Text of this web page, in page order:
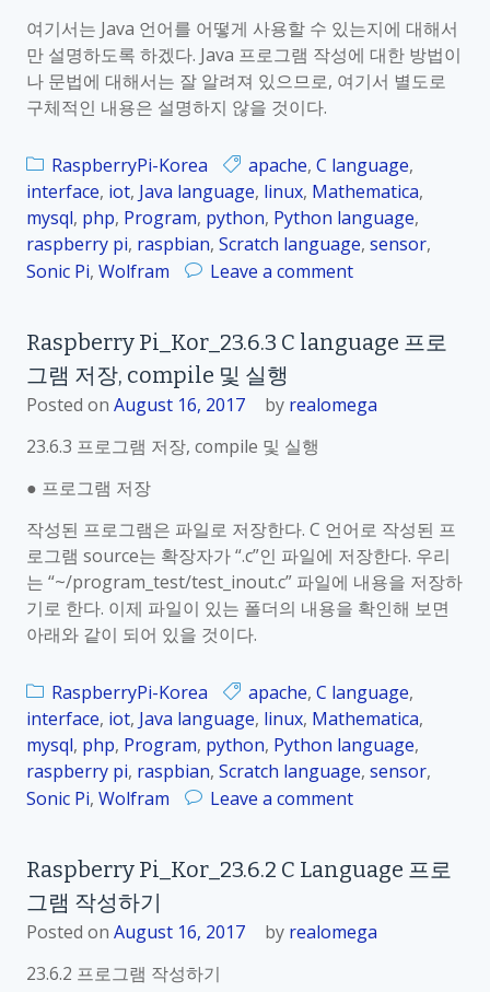
실
행
r
_
2
7
.
2
현
a
a
i
o
n
확
기
여기서는 Java 언어를 어떻게 사용할 수 있는지에 대해서
만 설명하도록 하겠다. Java 프로그램 작성에 대한 방법이
나 문법에 대해서는 잘 알려져 있으므로, 여기서 별도로
구체적인 내용은 설명하지 않을 것이다.
RaspberryPi-Korea apache, C language,
interface, iot, Java language, linux, Mathematica,
mysql, php, Program, python, Python language,
raspberry pi, raspbian, Scratch language, sensor,
Sonic Pi, Wolfram Leave a comment
a
p
y
P
i
_
r
_
2
3
1
a
Raspberry Pi_Kor_23.6.3 C language 프로
그램 저장, compile 및 실행
Posted on August 16, 2017 by realomega
23.6.3 프로그램 저장, compile 및 실행
● 프로그램 저장
작성된 프로그램은 파일로 저장한다. C 언어로 작성된 프
로그램 source는 확장자가 “.c”인 파일에 저장한다. 우리
는 “~/program_test/test_inout.c” 파일에 내용을 저장하
기로 한다. 이제 파일이 있는 폴더의 내용을 확인해 보면
아래와 같이 되어 있을 것이다.
RaspberryPi-Korea apache, C language,
interface, iot, Java language, linux, Mathematica,
mysql, php, Program, python, Python language,
raspberry pi, raspbian, Scratch language, sensor,
Sonic Pi, Wolfram Leave a comment
a
p
Raspberry Pi_Kor_23.6.2 C Language 프로
그램 작성하기
Posted on August 16, 2017 by realomega
23.6.2 프로그램 작성하기